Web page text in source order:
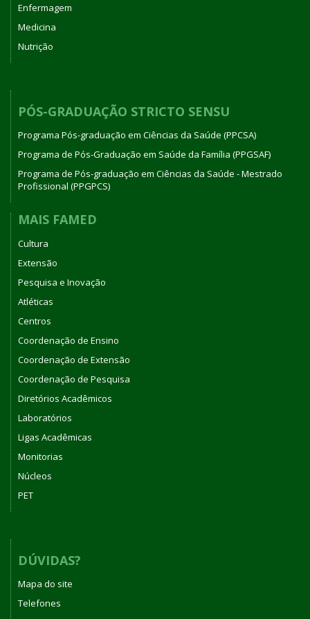
Enfermagem
Medicina
Nutrição
PÓS-GRADUAÇÃO STRICTO SENSU
Programa Pós-graduação em Ciências da Saúde (PPCSA)
Programa de Pós-Graduação em Saúde da Família (PPGSAF)
Programa de Pós-graduação em Ciências da Saúde - Mestrado
Profissional (PPGPCS)
MAIS FAMED
Cultura
Extensão
Pesquisa e Inovação
Atléticas
Centros
Coordenação de Ensino
Coordenação de Extensão
Coordenação de Pesquisa
Diretórios Acadêmicos
Laboratórios
Ligas Acadêmicas
Monitorias
Núcleos
PET
DÚVIDAS?
Mapa do site
Telefones